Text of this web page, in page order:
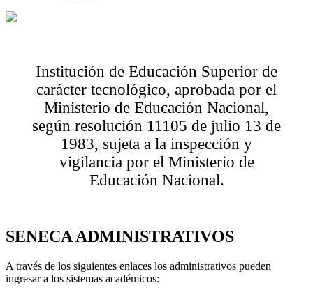
Institución de Educación Superior de
carácter tecnológico, aprobada por el
Ministerio de Educación Nacional,
según resolución 11105 de julio 13 de
1983, sujeta a la inspección y
vigilancia por el Ministerio de
Educación Nacional.
SENECA ADMINISTRATIVOS
A través de los siguientes enlaces los administrativos pueden
ingresar a los sistemas académicos: